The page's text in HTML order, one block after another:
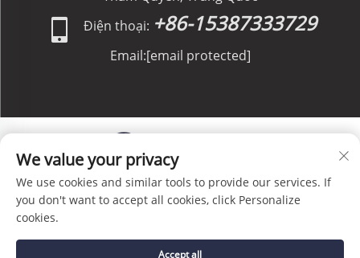
Điện thoại: +86-15387333729
Email:[email protected]
Bản quyền © C&C GLOBAL Logistics Co., Limited. Bảo
lưu mọi quyền. -
We value your privacy
We use cookies and similar tools to provide our services. If
you don't want to accept all cookies, click Personalize
cookies.
Accept all